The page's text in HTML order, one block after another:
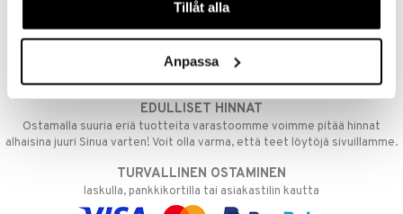
Tillåt alla
Anpassa
tuotteen tai koko tilauksellesi joka ylittää 50 €.
NOPEAT TOIMITUKSET
Ennen kello 13.00 tehdyt tilaukset lähetetään normaalisti samana
EDULLISET HINNAT
Ostamalla suuria eriä tuotteita varastoomme voimme pitää hinnat
alhaisina juuri Sinua varten! Voit olla varma, että teet löytöjä sivuillamme.
TURVALLINEN OSTAMINEN
laskulla, pankkikortilla tai asiakastilin kautta